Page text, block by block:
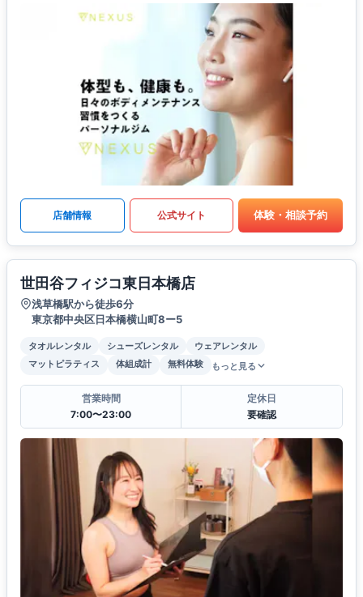
店舗情報 公式サイト 体験・相談予約
世田谷フィジコ東日本橋店
浅草橋駅から徒歩6分
東京都中央区日本橋横山町8ー5
タオルレンタル シューズレンタル
ウェアレンタル
マットピラティス
体組成計 無料体験 もっと見る
営業時間
7:00〜23:00
定休日
要確認